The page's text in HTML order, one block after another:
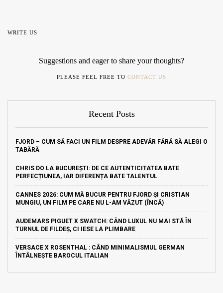
WRITE US
Suggestions and eager to share your thoughts?
PLEASE FEEL FREE TO CONTACT US
Recent Posts
FJORD – CUM SĂ FACI UN FILM DESPRE ADEVĂR FĂRĂ SĂ ALEGI O
TABĂRĂ
CHRIS DO LA BUCUREȘTI: DE CE AUTENTICITATEA BATE
PERFECȚIUNEA, IAR DIFERENȚA BATE TALENTUL
CANNES 2026: CUM MĂ BUCUR PENTRU FJORD ȘI CRISTIAN
MUNGIU, UN FILM PE CARE NU L-AM VĂZUT (ÎNCĂ)
AUDEMARS PIGUET X SWATCH: CÂND LUXUL NU MAI STĂ ÎN
TURNUL DE FILDEȘ, CI IESE LA PLIMBARE
VERSACE X ROSENTHAL : CÂND MINIMALISMUL GERMAN
ÎNTÂLNEȘTE BAROCUL ITALIAN